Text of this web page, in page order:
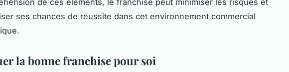
de ces éléments, le franchisé peut minimiser les risques et
ses chances de réussite dans cet environnement commercial
la bonne franchise pour soi